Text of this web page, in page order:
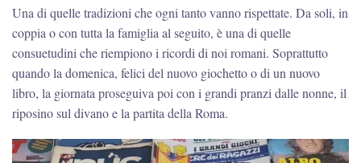
Una di quelle tradizioni che ogni tanto vanno rispettate. Da soli, in
coppia o con tutta la famiglia al seguito, è una di quelle
consuetudini che riempiono i ricordi di noi romani. Soprattutto
quando la domenica, felici del nuovo giochetto o di un nuovo
libro, la giornata proseguiva poi con i grandi pranzi dalle nonne, il
riposino sul divano e la partita della Roma.